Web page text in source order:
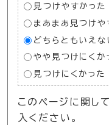
見つけやすかった
まあまあ見つけや
どちらともいえな
やや見つけにくか
見つけにくかった
このページに関し
入ください。